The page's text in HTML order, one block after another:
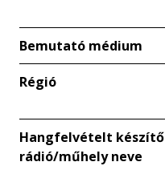
Bemutató médium
Régió
Hangfelvételt készítő
rádió/műhely neve